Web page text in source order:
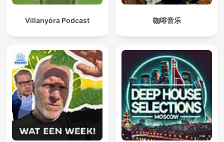
Villanyóra Podcast 咖啡音乐